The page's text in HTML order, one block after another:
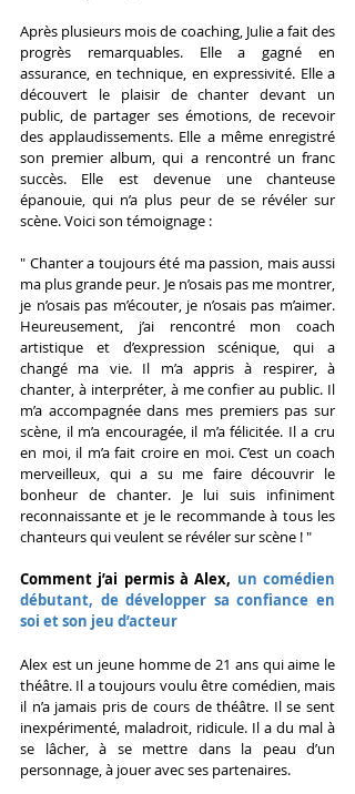
Après plusieurs mois de coaching, Julie a fait des
progrès remarquables. Elle a gagné en
assurance, en technique, en expressivité. Elle a
découvert le plaisir de chanter devant un
public, de partager ses émotions, de recevoir
des applaudissements. Elle a même enregistré
son premier album, qui a rencontré un franc
succès. Elle est devenue une chanteuse
épanouie, qui n’a plus peur de se révéler sur
scène. Voici son témoignage :
" Chanter a toujours été ma passion, mais aussi
ma plus grande peur. Je n’osais pas me montrer,
je n’osais pas m’écouter, je n’osais pas m’aimer.
Heureusement, j’ai rencontré mon coach
artistique et d’expression scénique, qui a
changé ma vie. Il m’a appris à respirer, à
chanter, à interpréter, à me confier au public. Il
m’a accompagnée dans mes premiers pas sur
scène, il m’a encouragée, il m’a félicitée. Il a cru
en moi, il m’a fait croire en moi. C’est un coach
merveilleux, qui a su me faire découvrir le
bonheur de chanter. Je lui suis infiniment
reconnaissante et je le recommande à tous les
chanteurs qui veulent se révéler sur scène ! "
Comment j’ai permis à Alex, un comédien
débutant, de développer sa confiance en
soi et son jeu d’acteur
Alex est un jeune homme de 21 ans qui aime le
théâtre. Il a toujours voulu être comédien, mais
il n’a jamais pris de cours de théâtre. Il se sent
inexpérimenté, maladroit, ridicule. Il a du mal à
se lâcher, à se mettre dans la peau d’un
personnage, à jouer avec ses partenaires.